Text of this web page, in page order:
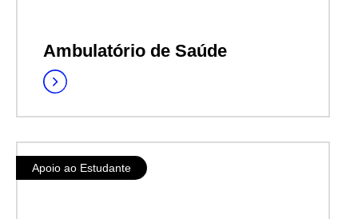
Ambulatório de Saúde
Apoio ao Estudante